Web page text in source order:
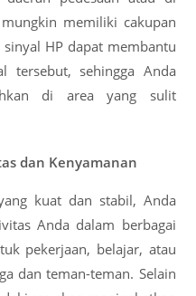
memiliki cakupan
HP dapat membantu
tersebut, sehingga Anda
di area yang sulit
dan Kenyamanan
kuat dan stabil, Anda
Anda dalam berbagai
pekerjaan, belajar, atau
dan teman-teman. Selain